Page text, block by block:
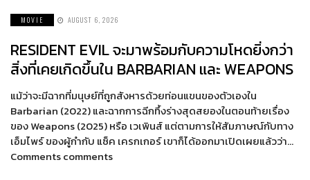
MOVIE AUGUST 6, 2026
RESIDENT EVIL จะมาพร้อมกับความโหดยิ่งกว่า
สิ่งที่เคยเกิดขึ้นใน BARBARIAN และ WEAPONS
แม้ว่าจะมีฉากที่มนุษย์ที่ถูกสังหารด้วยท่อนแขนของตัวเองใน
Barbarian (2022) และฉากการฉีกทึ้งร่างสุดสยองในตอนท้ายเรื่อง
ของ Weapons (2025) หรือ เวเพินส์ แต่ตามการให้สัมภาษณ์กับทาง
เอ็มไพร์ ของผู้กำกับ แซ็ค เครกเกอร์ เขาก็ได้ออกมาเปิดเผยแล้วว่า…
Comments comments